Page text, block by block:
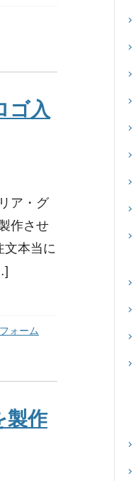
ゴ入
ア・グ
作させ
文本当に
ォーム
製作